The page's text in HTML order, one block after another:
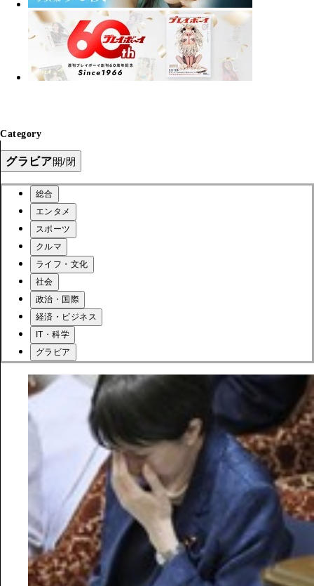
Category
グラビア開/閉
総合
エンタメ
スポーツ
クルマ
ライフ・文化
社会
政治・国際
経済・ビジネス
IT・科学
グラビア